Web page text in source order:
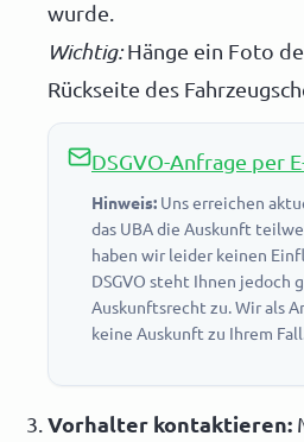
wurde.
Wichtig:Hänge ein Foto
Rückseite des
DSGVO-Anfrage per
Hinweis: Uns erreichen
das UBA die Auskunft
haben wir leider keinen
DSGVO steht Ihnen jedoch
Auskunftsrecht zu. Wir als
keine Auskunft zu Ihrem
Vorhalter kontaktieren: